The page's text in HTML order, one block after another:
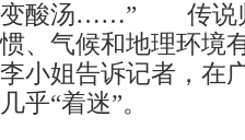
变酸汤……” 传说归
惯、气候和地理环境
李小姐告诉记者，在
几乎“着迷”。